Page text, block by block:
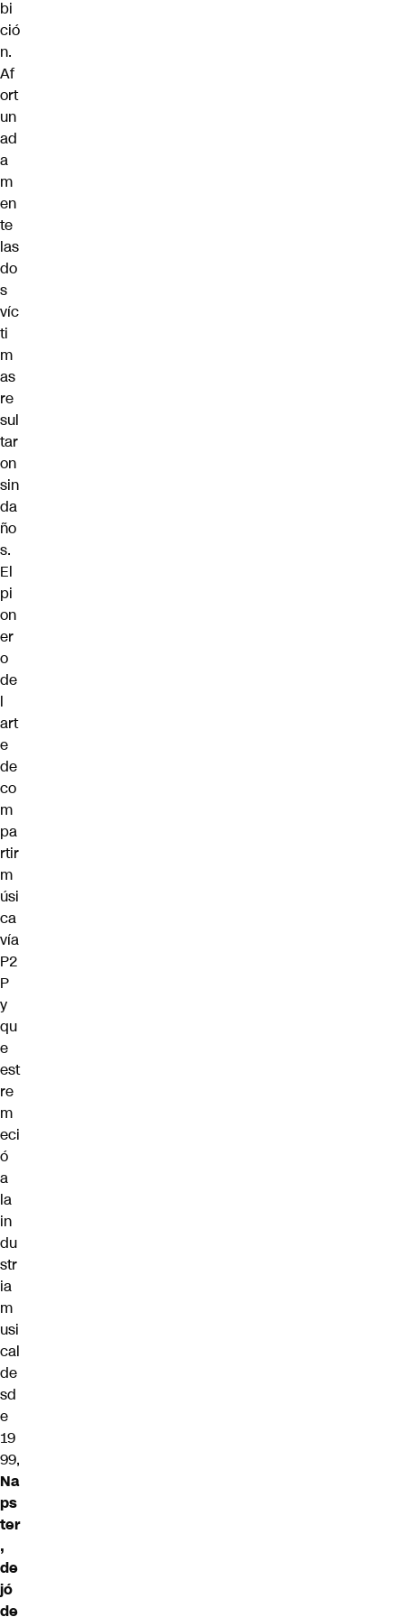
bi
ció
n.
Af
ort
un
ad
a
m
en
te
las
do
s
víc
ti
m
as
re
sul
tar
on
sin
da
ño
s.
El
pi
on
er
o
de
l
art
e
de
co
m
pa
rtir
m
úsi
ca
vía
P2
P
y
qu
e
est
re
m
eci
ó
a
la
in
du
str
ia
m
usi
cal
de
sd
e
19
99,
Na
ps
ter
,
de
jó
de